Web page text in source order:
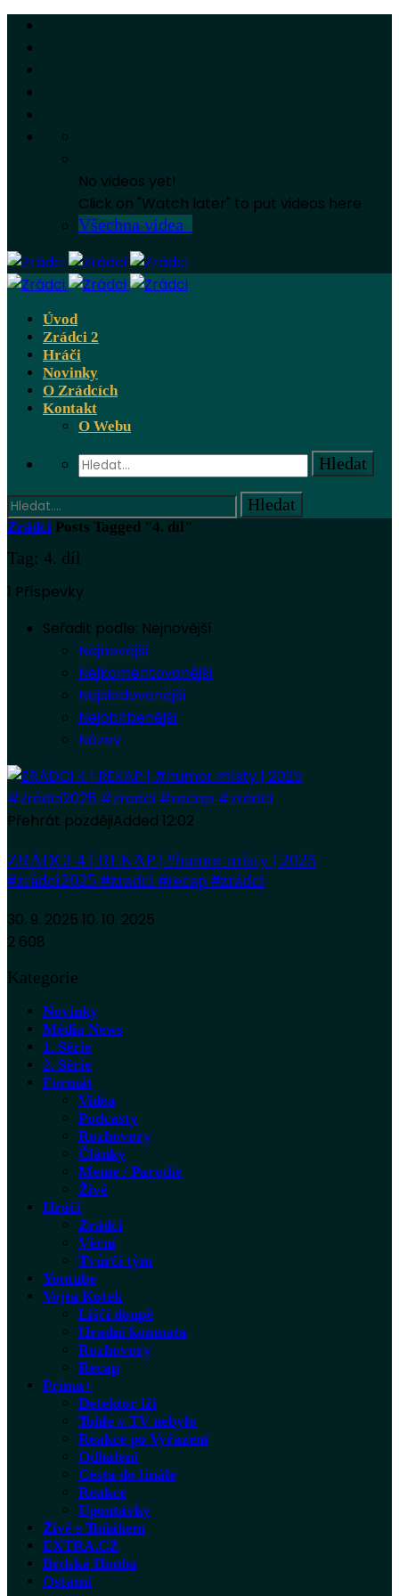
No videos yet!
Click on "Watch later" to put videos here
Všechna videa
Úvod
Zrádci 2
Hráči
Novinky
O Zrádcích
Kontakt
O Webu
Zrádci Posts Tagged "4. díl"
Tag: 4. díl
1 Příspevky
Seřadit podle: Nejnovější
Nejnovější
Nejkomentovanější
Nejsledovanější
Nejoblíbenější
Název
Přehrát pozdějiAdded 12:02
ZRÁDCI 4 | REKAP | #humor místy | 2025
#zrádci2025 #zradci #recap #zrádci
30. 9. 2025 10. 10. 2025
2 608
Kategorie
Novinky
Média News
1. Série
2. Série
Formát
Videa
Podcasty
Rozhovory
Články
Meme / Parodie
Živě
Hráči
Zrádci
Věrní
Tvůrčí tým
Youtube
Vojta Kotek
Liščí doupě
Hradní komnata
Rozhovory
Recap
Prima+
Detektor lži
Tohle v TV nebylo
Reakce po Vyřazení
Odhalení
Cesta do finále
Reakce
Upoutávky
Živě s Tuňákem
EXTRA.CZ
Brdská Houba
Ostatní